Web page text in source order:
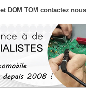
DOM TOM contactez